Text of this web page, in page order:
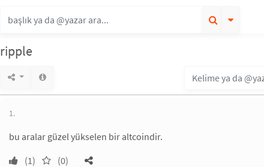
ripple
1.
bu aralar güzel yükselen bir altcoindir.
(1)
(0)